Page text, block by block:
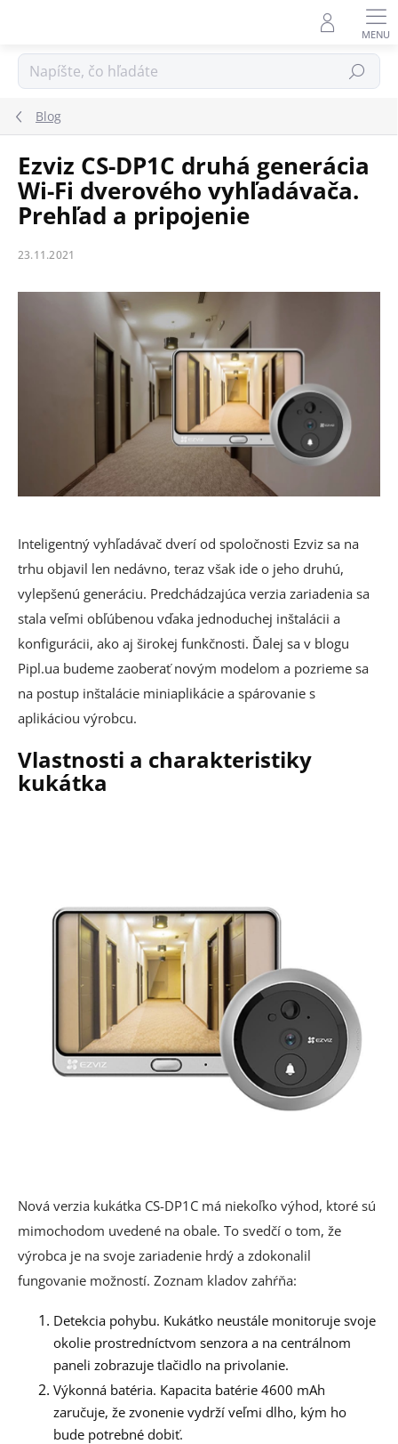
Hľadať
Blog
Ezviz CS-DP1C druhá generácia
Wi-Fi dverového vyhľadávača.
Prehľad a pripojenie
23.11.2021
Inteligentný vyhľadávač dverí od spoločnosti Ezviz sa na
trhu objavil len nedávno, teraz však ide o jeho druhú,
vylepšenú generáciu. Predchádzajúca verzia zariadenia sa
stala veľmi obľúbenou vďaka jednoduchej inštalácii a
konfigurácii, ako aj širokej funkčnosti. Ďalej sa v blogu
Pipl.ua budeme zaoberať novým modelom a pozrieme sa
na postup inštalácie miniaplikácie a spárovanie s
aplikáciou výrobcu.
Vlastnosti a charakteristiky
kukátka
Nová verzia kukátka CS-DP1C má niekoľko výhod, ktoré sú
mimochodom uvedené na obale. To svedčí o tom, že
výrobca je na svoje zariadenie hrdý a zdokonalil
fungovanie možností. Zoznam kladov zahŕňa:
Detekcia pohybu. Kukátko neustále monitoruje svoje
okolie prostredníctvom senzora a na centrálnom
paneli zobrazuje tlačidlo na privolanie.
Výkonná batéria. Kapacita batérie 4600 mAh
zaručuje, že zvonenie vydrží veľmi dlho, kým ho
bude potrebné dobiť.